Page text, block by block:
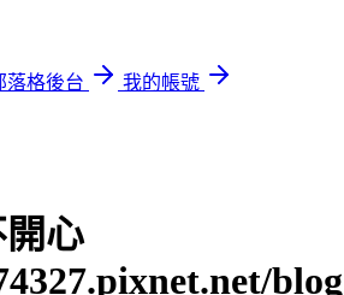
落格後台
我的帳號
心
blog